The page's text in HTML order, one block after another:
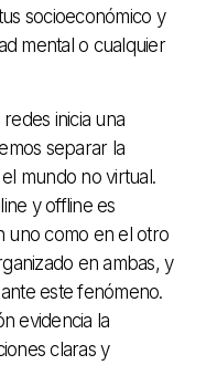
socioeconómico y
mental o cualquier
inicia una
separar la
mundo no virtual.
y offline es
uno como en el otro
en ambas, y
este fenómeno.
evidencia la
claras y